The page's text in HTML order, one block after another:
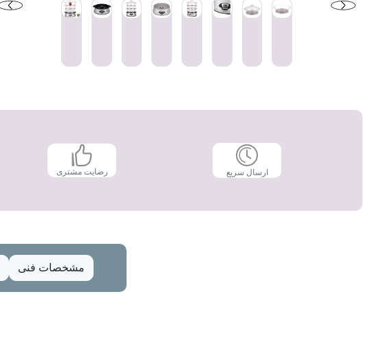
ارسال سریع رضایت مشتری
مشخصات فنی